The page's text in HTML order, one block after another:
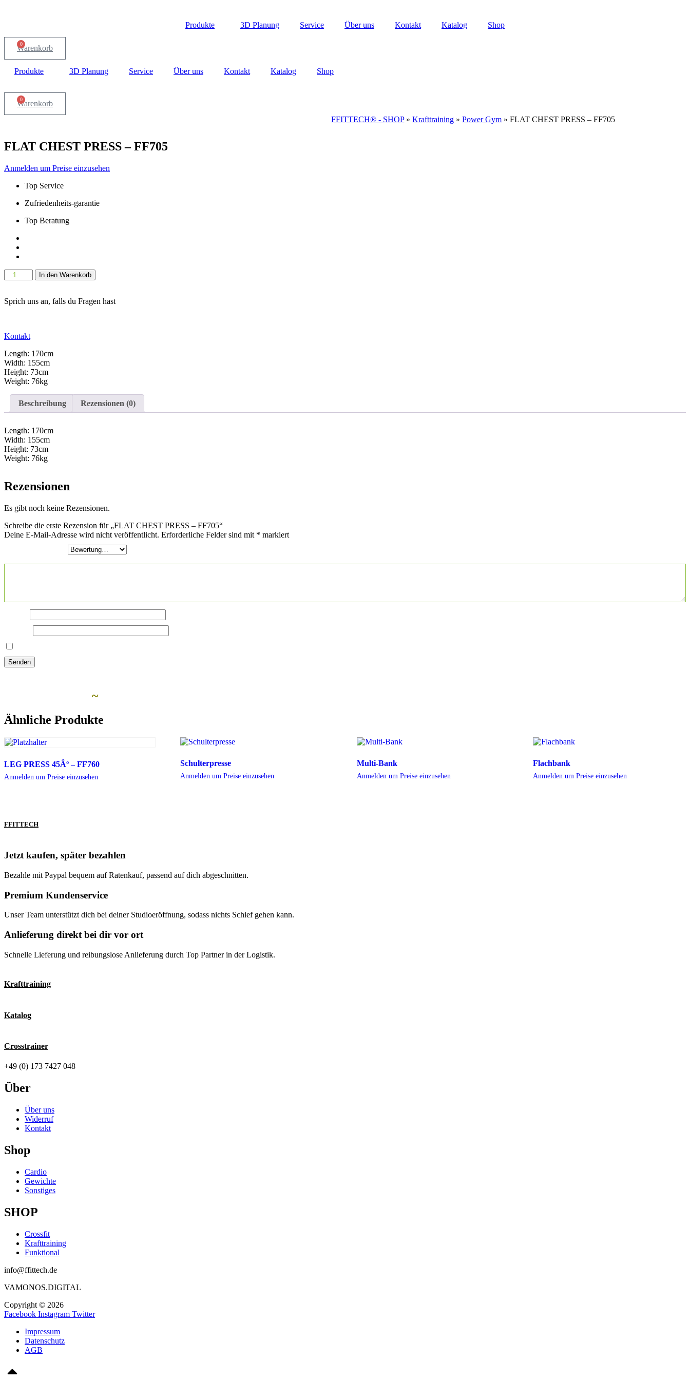
Produkte 3D Planung Service Über uns Kontakt Katalog Shop
0
Warenkorb
Produkte 3D Planung Service Über uns Kontakt Katalog Shop
0
Warenkorb
FFITTECH® - SHOP»Krafttraining »Power Gym » FLAT CHEST PRESS – FF705
FLAT CHEST PRESS – FF705
Anmelden um Preise einzusehen
Top Service
Zufriedenheits-garantie
Top Beratung
FLAT
CHEST
-
In den Warenkorb
Sprich uns an, falls du Fragen hast
Kontakt
Length: 170cm
Width: 155cm
Height: 73cm
Weight: 76kg
Beschreibung Rezensionen (0)
Length: 170cm
Width: 155cm
Height: 73cm
Weight: 76kg
Rezensionen
Es gibt noch keine Rezensionen.
Schreibe die erste Rezension für „FLAT CHEST PRESS – FF705“
Deine E-Mail-Adresse wird nicht veröffentlicht. Erforderliche Felder sind mit * markiert
~
Ähnliche Produkte
LEG PRESS 45Âº – FF760
Anmelden um Preise einzusehen
Schulterpresse
Anmelden um Preise einzusehen
Multi-Bank
Anmelden um Preise einzusehen
Flachbank
Anmelden um Preise einzusehen
FFITTECH
Jetzt kaufen, später bezahlen
Bezahle mit Paypal bequem auf Ratenkauf, passend auf dich abgeschnitten.
Premium Kundenservice
Unser Team unterstützt dich bei deiner Studioeröffnung, sodass nichts Schief gehen kann.
Anlieferung direkt bei dir vor ort
Schnelle Lieferung und reibungslose Anlieferung durch Top Partner in der Logistik.
Krafttraining
Katalog
Crosstrainer
+49 (0) 173 7427 048
Über
Über uns
Widerruf
Kontakt
Shop
Cardio
Gewichte
Sonstiges
SHOP
Crossfit
Krafttraining
Funktional
info@ffittech.de
VAMONOS.DIGITAL
Copyright © 2026
Facebook Instagram Twitter
Impressum
Datenschutz
AGB